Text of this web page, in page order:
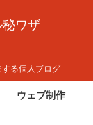
ワザ
る個人ブログ
ウェブ制作